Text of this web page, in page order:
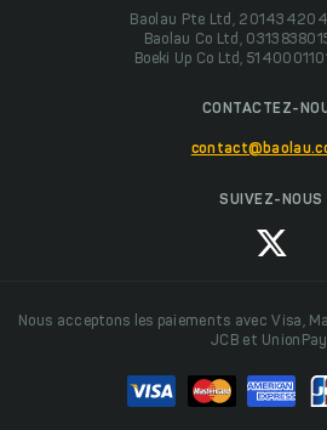
Baolau Pte Ltd,
Baolau Co Ltd,
Boeki Up Co Ltd,
CONTACTEZ-
SUIVEZ-NOUS
Nous acceptons les paiements avec Visa,
JCB et